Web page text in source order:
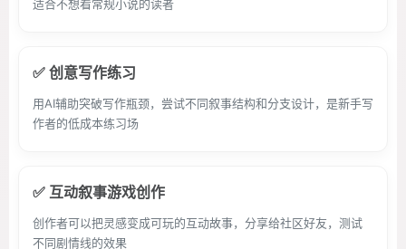
适合不想看常规小说的读者
✅ 创意写作练习
用AI辅助突破写作瓶颈，尝试不同叙事结构和分支设计，是新手写
作者的低成本练习场
✅ 互动叙事游戏创作
创作者可以把灵感变成可玩的互动故事，分享给社区好友，测试
不同剧情线的效果